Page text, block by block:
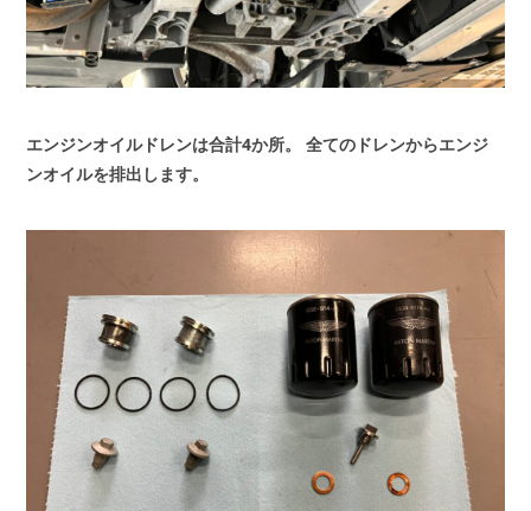
エンジンオイルドレンは合計4か所。
全てのドレンからエンジ
ンオイルを排出します。